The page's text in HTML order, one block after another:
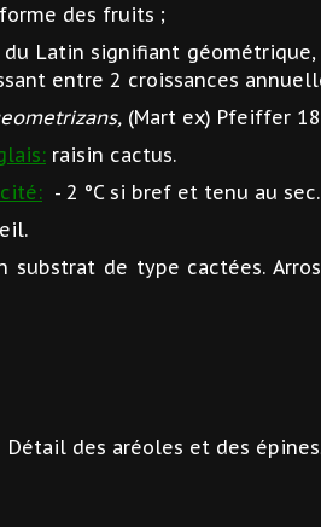
des fruits ;
Latin signifiant
entre 2 croissances
(Mart ex) Pfeiffer
raisin cactus.
- 2 °C si bref et tenu au sec.
substrat de type cactées.
Détail des aréoles et des épines.